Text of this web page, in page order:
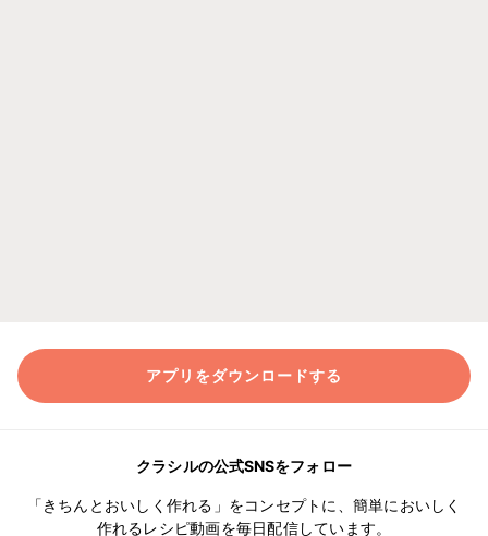
アプリをダウンロードする
クラシルの公式SNSをフォロー
「きちんとおいしく作れる」をコンセプトに、簡単においしく
作れるレシピ動画を毎日配信しています。